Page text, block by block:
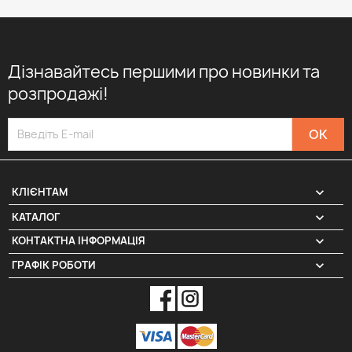
Дізнавайтесь першими про новинки та
розпродажі!
КЛІЄНТАМ 
КАТАЛОГ 
КОНТАКТНА ІНФОРМАЦІЯ keyboard_arrow_down
ГРАФІК РОБОТИ keyboard_arrow_down